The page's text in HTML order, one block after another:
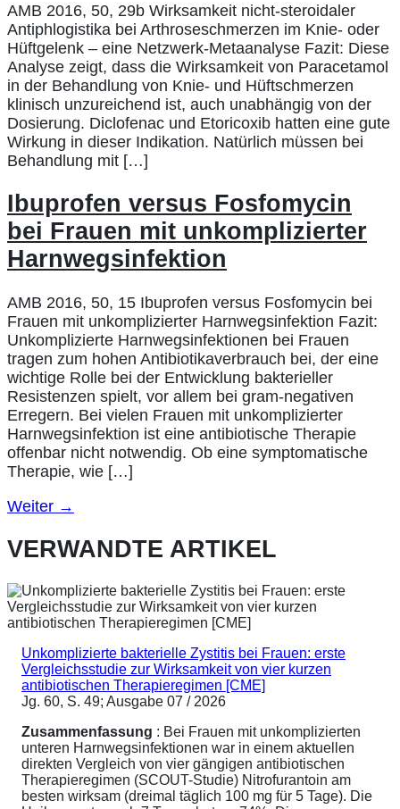
AMB 2016, 50, 29b Wirksamkeit nicht-steroidaler
Antiphlogistika bei Arthroseschmerzen im Knie- oder
Hüftgelenk – eine Netzwerk-Metaanalyse Fazit: Diese
Analyse zeigt, dass die Wirksamkeit von Paracetamol
in der Behandlung von Knie- und Hüftschmerzen
klinisch unzureichend ist, auch unabhängig von der
Dosierung. Diclofenac und Etoricoxib hatten eine gute
Wirkung in dieser Indikation. Natürlich müssen bei
Behandlung mit […]
Ibuprofen versus Fosfomycin
bei Frauen mit unkomplizierter
Harnwegsinfektion
AMB 2016, 50, 15 Ibuprofen versus Fosfomycin bei
Frauen mit unkomplizierter Harnwegsinfektion Fazit:
Unkomplizierte Harnwegsinfektionen bei Frauen
tragen zum hohen Antibiotikaverbrauch bei, der eine
wichtige Rolle bei der Entwicklung bakterieller
Resistenzen spielt, vor allem bei gram-negativen
Erregern. Bei vielen Frauen mit unkomplizierter
Harnwegsinfektion ist eine antibiotische Therapie
offenbar nicht notwendig. Ob eine symptomatische
Therapie, wie […]
Weiter →
VERWANDTE ARTIKEL
Unkomplizierte bakterielle Zystitis bei Frauen: erste
Vergleichsstudie zur Wirksamkeit von vier kurzen
antibiotischen Therapieregimen [CME]
Jg. 60, S. 49; Ausgabe 07 / 2026
Zusammenfassung : Bei Frauen mit unkomplizierten
unteren Harnwegsinfektionen war in einem aktuellen
direkten Vergleich von vier gängigen antibiotischen
Therapieregimen (SCOUT-Studie) Nitrofurantoin am
besten wirksam (dreimal täglich 100 mg für 5 Tage). Die